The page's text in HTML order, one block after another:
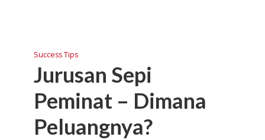
Success Tips
Jurusan Sepi
Peminat – Dimana
Peluangnya?